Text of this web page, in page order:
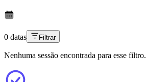
0 datas Filtrar
Nenhuma sessão encontrada para esse filtro.